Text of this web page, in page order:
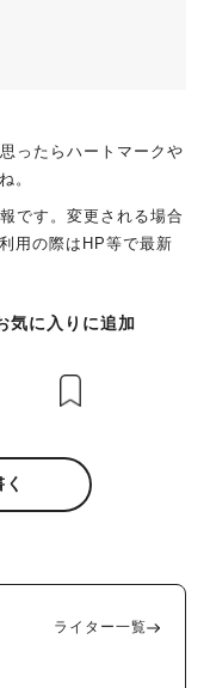
ったらハートマークや
。
です。変更される場合
用の際はHP等で最新
気に入りに追加
ライター一覧